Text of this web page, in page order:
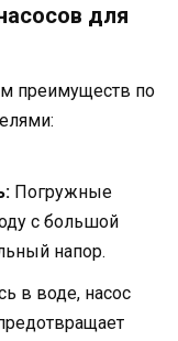
для
преимуществ по
Погружные
с большой
напор.
в воде, насос